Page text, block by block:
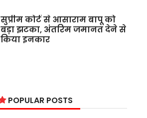
सुप्रीम कोर्ट से आसाराम बापू को
बड़ा झटका, अंतरिम जमानत देने से
किया इनकार
POPULAR POSTS